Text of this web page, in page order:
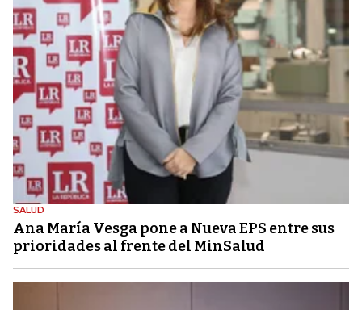
SALUD
Ana María Vesga pone a Nueva EPS entre sus
prioridades al frente del MinSalud